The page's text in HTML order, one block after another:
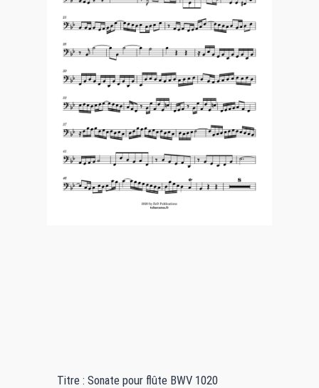
Titre : Sonate pour flûte BWV 1020